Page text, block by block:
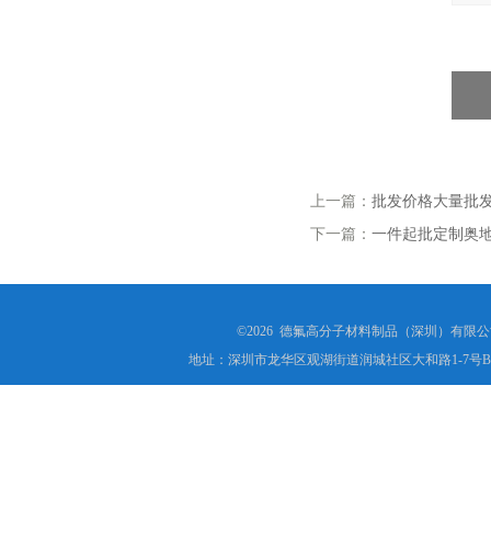
上一篇： 批发价格大量批
下一篇： 一件起批定制奥
©2026 德氟高分子材料制品（深圳）有限
地址：深圳市龙华区观湖街道润城社区大和路1-7号